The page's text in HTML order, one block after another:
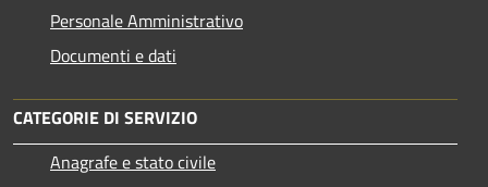
Personale Amministrativo
Documenti e dati
CATEGORIE DI SERVIZIO
Anagrafe e stato civile